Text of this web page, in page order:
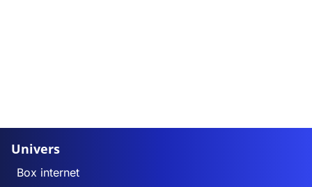
Univers
Box internet